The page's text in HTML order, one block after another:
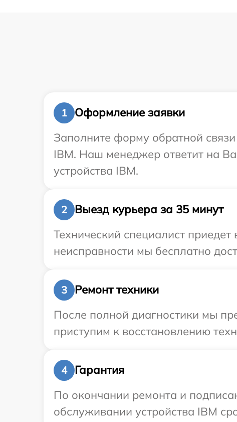
1
Оформление заявки
Заполните форму обратной
IBM. Наш менеджер ответит на
устройства IBM.
2
Выезд курьера за 35 минут
Технический специалист
неисправности мы бесплатно
3
Ремонт техники
После полной диагностики мы
приступим к восстановлению
4
Гарантия
По окончании ремонта и
обслуживании устройства IBM